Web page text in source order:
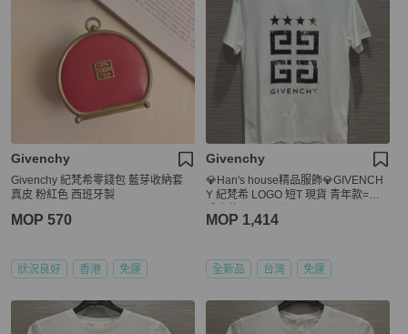
Givenchy
Givenchy 紀梵希零錢包 藍芽收納套
真皮 粉紅色 西班牙製
MOP 570
狀況良好 香港 免運
Givenchy
💎Han's house精品服飾💎GIVENCH
Y 紀梵希 LOGO 短T 現貨 青年款=男
MOP 1,414
全新品 台灣 免運